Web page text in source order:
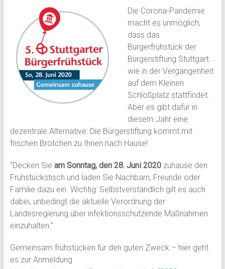
Die Corona-Pandemie
macht es unmöglich,
dass das
Bürgerfrühstück der
Bürgerstiftung Stuttgart
wie in der Vergangenheit
auf dem Kleinen
Schloßplatz stattfindet.
Aber es gibt dafür in
diesem Jahr eine
dezentrale Alternative: Die Bürgerstiftung kommt mit
frischen Brötchen zu Ihnen nach Hause!
“Decken Sie am Sonntag, den 28. Juni 2020zuhause den
Frühstückstisch und laden Sie Nachbarn, Freunde oder
Familie dazu ein. Wichtig: Selbstverständlich gilt es auch
dabei, unbedingt die aktuelle Verordnung der
Landesregierung über infektionsschützende Maßnahmen
einzuhalten.”
Gemeinsam frühstücken für den guten Zweck – hier geht
es zur Anmeldung